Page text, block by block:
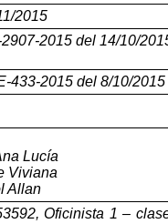
2015
2015 del 14/10/
433-2015 del 8/10/2015
Lucía
Viviana
Allan
Oficinista 1–